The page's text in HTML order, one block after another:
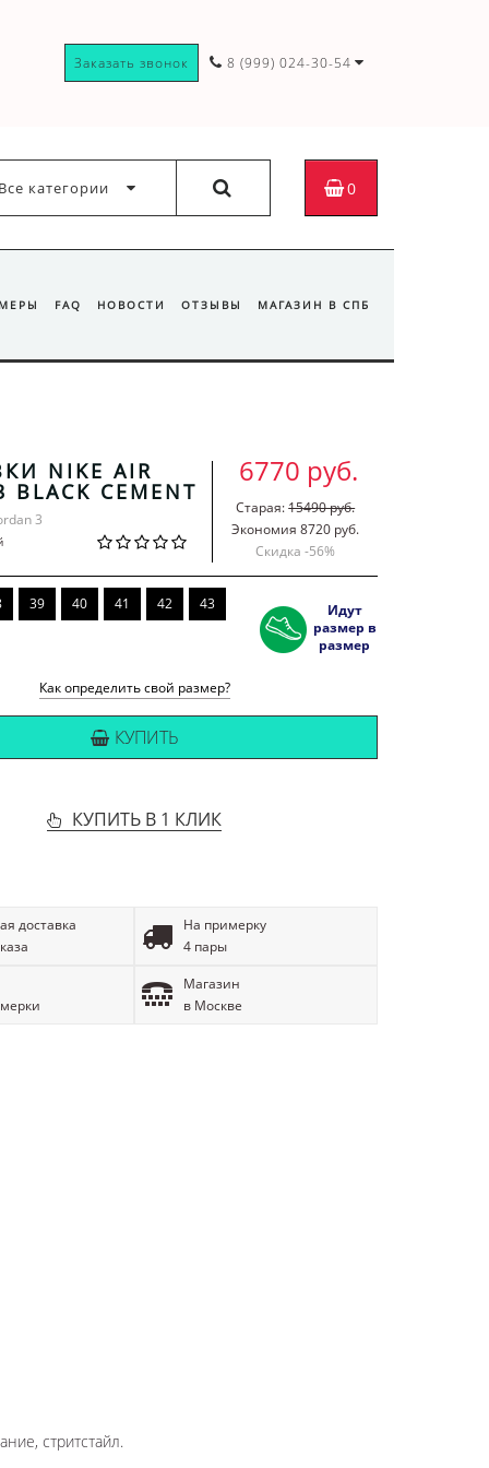
Заказать звонок 8 (999) 024-30-54
категории 0
FAQ НОВОСТИ ОТЗЫВЫ МАГАЗИН В СПБ
NIKE AIR
BLACK CEMENT
3
6770 руб.
Старая:15490 руб.
Экономия 8720 руб.
Скидка -56%
39 40 41 42 43
Идут
размер в
размер
Как определить свой размер?
КУПИТЬ
КУПИТЬ В 1 КЛИК
доставка
На примерку
4 пары
Магазин
в Москве
стритстайл.